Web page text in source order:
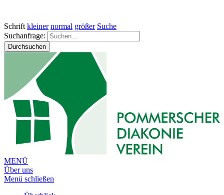
Schrift kleiner normal größer Suche
Suchanfrage:
Durchsuchen
MENÜ
Über uns
Menü schließen